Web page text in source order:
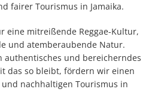
fairer Tourismus in Jamaika.
eine mitreißende Reggae-Kultur,
und atemberaubende Natur.
authentisches und bereicherndes
das so bleibt, fördern wir einen
nachhaltigen Tourismus in